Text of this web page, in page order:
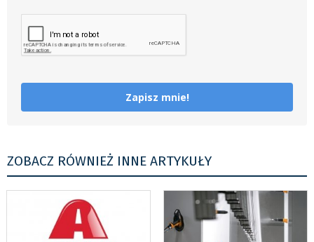
Zapisz mnie!
ZOBACZ RÓWNIEŻ INNE ARTYKUŁY